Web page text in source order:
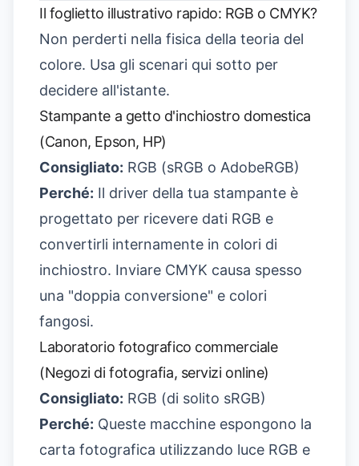
Il foglietto illustrativo rapido: RGB o CMYK?
Non perderti nella fisica della teoria del
colore. Usa gli scenari qui sotto per
decidere all'istante.
Stampante a getto d'inchiostro domestica
(Canon, Epson, HP)
Consigliato: RGB (sRGB o AdobeRGB)
Perché: Il driver della tua stampante è
progettato per ricevere dati RGB e
convertirli internamente in colori di
inchiostro. Inviare CMYK causa spesso
una "doppia conversione" e colori
fangosi.
Laboratorio fotografico commerciale
(Negozi di fotografia, servizi online)
Consigliato: RGB (di solito sRGB)
Perché: Queste macchine espongono la
carta fotografica utilizzando luce RGB e